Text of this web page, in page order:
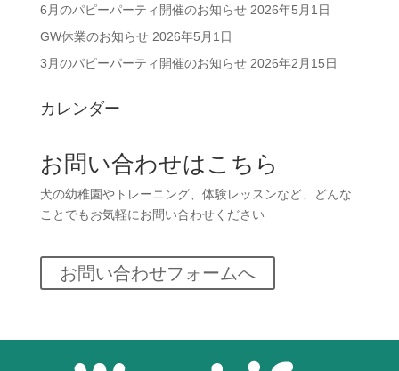
6月のパピーパーティ開催のお知らせ 2026年5月1日
GW休業のお知らせ 2026年5月1日
3月のパピーパーティ開催のお知らせ 2026年2月15日
カレンダー
お問い合わせはこちら
犬の幼稚園やトレーニング、体験レッスンなど、どんな
ことでもお気軽にお問い合わせください
お問い合わせフォームへ